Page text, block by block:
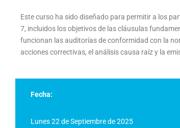
Este curso ha sido diseñado para permitir a los
7, incluidos los objetivos de las cláusulas
funcionan las auditorías de conformidad con la
acciones correctivas, el análisis causa raíz y la
Fecha:
Lunes 22 de Septiembre de 2025